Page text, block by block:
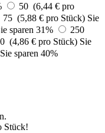
50 (6,44 € pro
75 (5,88 € pro Stück) Sie
sparen 31%
250
(4,86 € pro Stück) Sie
Sie sparen 40%
Stück!